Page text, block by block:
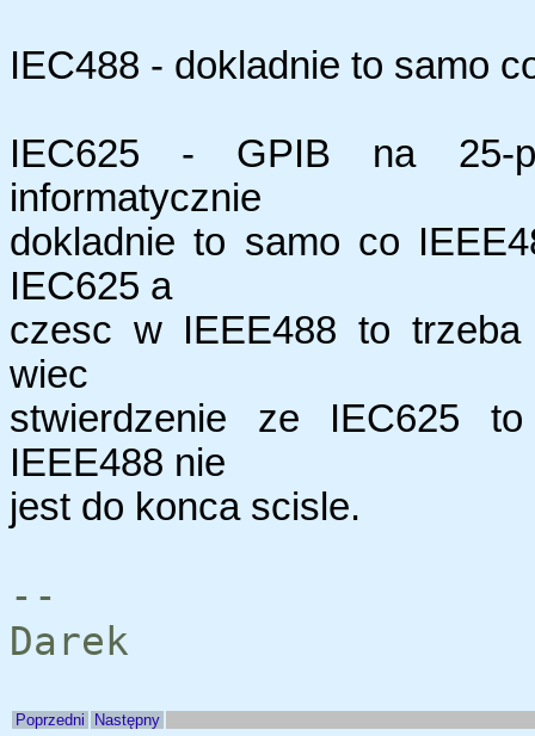
IEC488 - dokladnie to samo
IEC625 - GPIB na 25-
informatycznie
dokladnie to samo co
IEC625 a
czesc w IEEE488 to trzeba
wiec
stwierdzenie ze IEC625
IEEE488 nie
jest do konca scisle.
--
Darek
Poprzedni Następny